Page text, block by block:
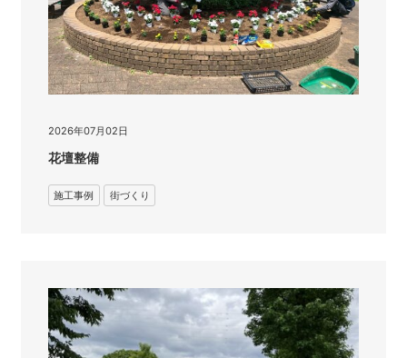
2026年07月02日
花壇整備
施工事例 街づくり